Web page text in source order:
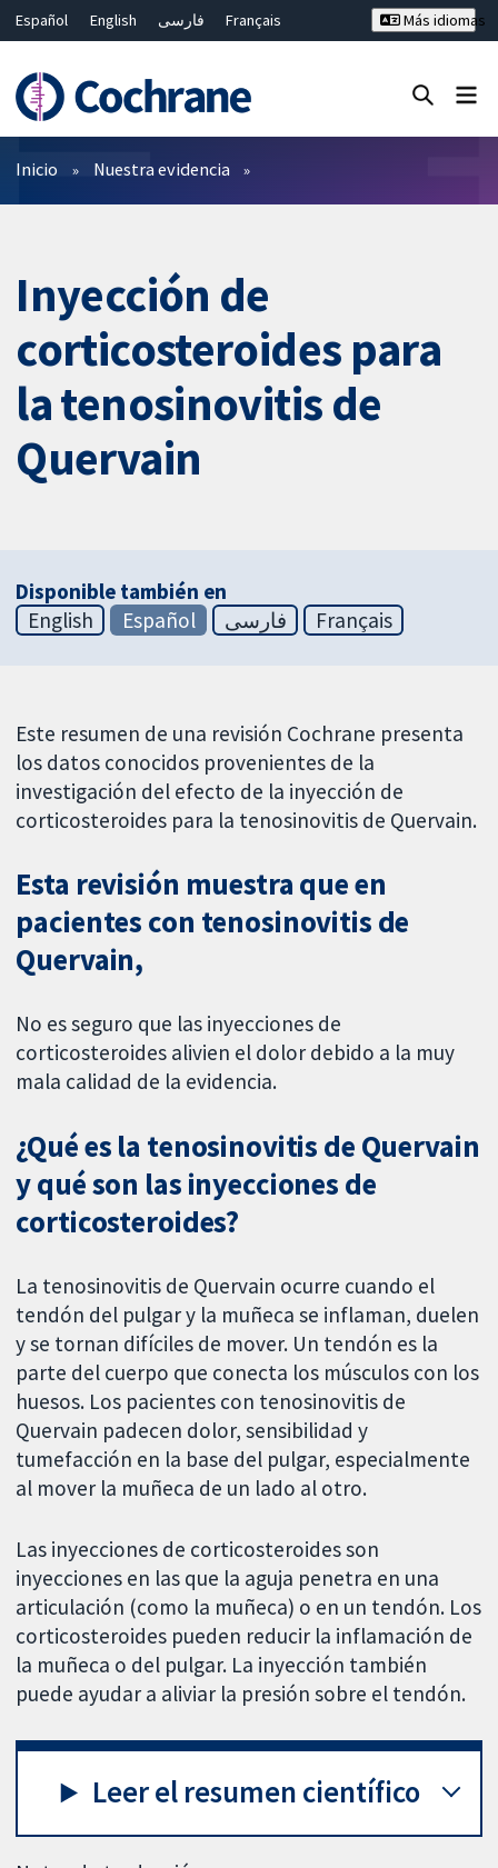
Español English فارسی
Français
Bahasa Malaysia
ไทย 繁體中文
Más idiomas
Filtros
Inicio Nuestra evidencia
Inyección de
corticosteroides para
la tenosinovitis de
Quervain
Disponible también en
English
Español فارسی Français
Este resumen de una revisión Cochrane presenta
los datos conocidos provenientes de la
investigación del efecto de la inyección de
corticosteroides para la tenosinovitis de Quervain.
Esta revisión muestra que en
pacientes con tenosinovitis de
Quervain,
No es seguro que las inyecciones de
corticosteroides alivien el dolor debido a la muy
mala calidad de la evidencia.
¿Qué es la tenosinovitis de Quervain
y qué son las inyecciones de
corticosteroides?
La tenosinovitis de Quervain ocurre cuando el
tendón del pulgar y la muñeca se inflaman, duelen
y se tornan difíciles de mover. Un tendón es la
parte del cuerpo que conecta los músculos con los
huesos. Los pacientes con tenosinovitis de
Quervain padecen dolor, sensibilidad y
tumefacción en la base del pulgar, especialmente
al mover la muñeca de un lado al otro.
Las inyecciones de corticosteroides son
inyecciones en las que la aguja penetra en una
articulación (como la muñeca) o en un tendón. Los
corticosteroides pueden reducir la inflamación de
la muñeca o del pulgar. La inyección también
puede ayudar a aliviar la presión sobre el tendón.
Leer el resumen científico